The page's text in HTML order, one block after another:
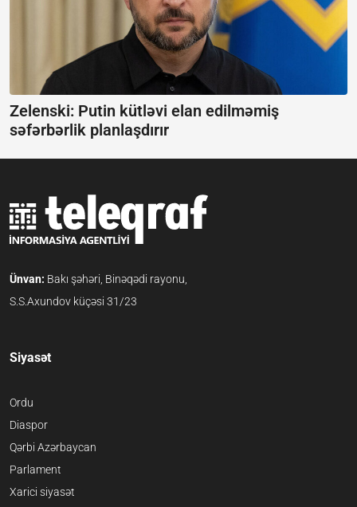
Zelenski: Putin kütləvi elan edilməmiş
səfərbərlik planlaşdırır
Ünvan: Bakı şəhəri, Binəqədi rayonu,
S.S.Axundov küçəsi 31/23
Siyasət
Ordu
Diaspor
Qərbi Azərbaycan
Parlament
Xarici siyasət